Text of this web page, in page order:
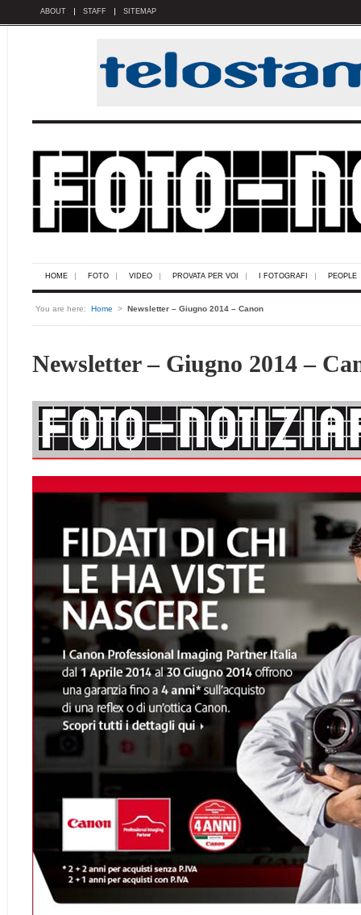
ABOUT STAFF SITEMAP
HOME FOTO VIDEO PROVATA PER VOI I FOTOGRAFI PEOPLE
You are here: Home > Newsletter – Giugno 2014 – Canon
Newsletter – Giugno 2014 –